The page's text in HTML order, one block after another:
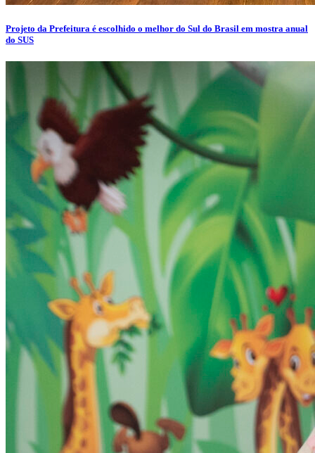
Projeto da Prefeitura é escolhido o melhor do Sul do Brasil em mostra anual
do SUS